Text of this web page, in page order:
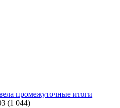
промежуточные итоги
(1 044)